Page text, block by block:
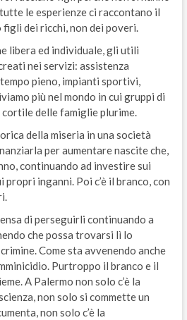
le esperienze ci raccontano il
dei ricchi, non dei poveri.
libera ed individuale, gli utili
nei servizi: assistenza
pieno, impianti sportivi,
più nel mondo in cui gruppi di
delle famiglie plurime.
della miseria in una società
per aumentare nascite che,
continuando ad investire sui
inganni. Poi c’è il branco, con
di perseguirli continuando a
che possa trovarsi lì lo
Come sta avvenendo anche
Purtroppo il branco e il
A Palermo non solo c’è la
non solo si commette un
non solo c’è la